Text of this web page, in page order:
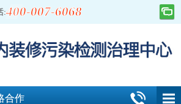
:400-007-6068
合作